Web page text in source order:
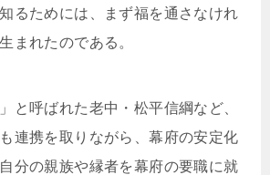
るためには、まず福を通さなけれ
まれたのである。
と呼ばれた老中・松平信綱など、
連携を取りながら、幕府の安定化
分の親族や縁者を幕府の要職に就